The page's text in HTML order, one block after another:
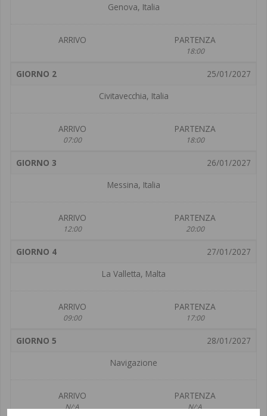
Genova, Italia
ARRIVO PARTENZA
18:00
GIORNO 2
25/01/2027
Civitavecchia, Italia
ARRIVO
07:00
PARTENZA
18:00
GIORNO 3
26/01/2027
Messina, Italia
ARRIVO
12:00
PARTENZA
20:00
GIORNO 4
27/01/2027
La Valletta, Malta
ARRIVO
09:00
PARTENZA
17:00
GIORNO 5
28/01/2027
Navigazione
ARRIVO
N/:A
PARTENZA
N/:A